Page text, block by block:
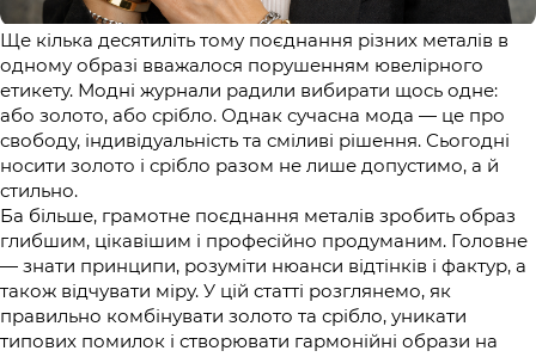
Ще кілька десятиліть тому поєднання різних металів в
одному образі вважалося порушенням ювелірного
етикету. Модні журнали радили вибирати щось одне:
або золото, або срібло. Однак сучасна мода — це про
свободу, індивідуальність та сміливі рішення. Сьогодні
носити золото і срібло разом не лише допустимо, а й
стильно.
Ба більше, грамотне поєднання металів зробить образ
глибшим, цікавішим і професійно продуманим. Головне
— знати принципи, розуміти нюанси відтінків і фактур, а
також відчувати міру. У цій статті розглянемо, як
правильно комбінувати золото та срібло, уникати
типових помилок і створювати гармонійні образи на